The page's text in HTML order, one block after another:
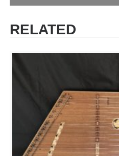
ナ
ビ
RELATED